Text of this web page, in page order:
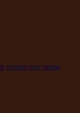
системы